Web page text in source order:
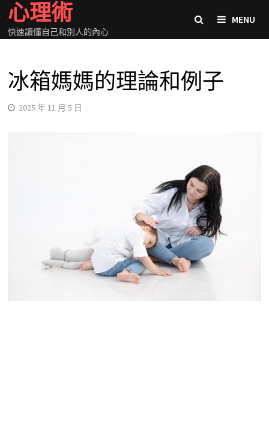
Skip
content
心理術
快速讀懂自己和別人的內心
MENU
冰箱媽媽的理論和例子
2025 年 11 月 5 日